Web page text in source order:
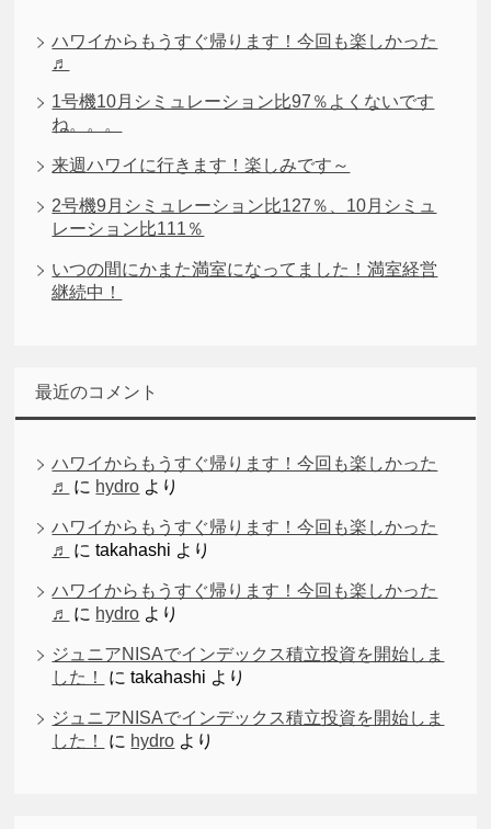
ハワイからもうすぐ帰ります！今回も楽しかった
♬
1号機10月シミュレーション比97％よくないです
ね。。。
来週ハワイに行きます！楽しみです～
2号機9月シミュレーション比127％、10月シミュ
レーション比111％
いつの間にかまた満室になってました！満室経営
継続中！
最近のコメント
ハワイからもうすぐ帰ります！今回も楽しかった
♬
に hydro より
ハワイからもうすぐ帰ります！今回も楽しかった
♬
にtakahashi より
ハワイからもうすぐ帰ります！今回も楽しかった
♬
に hydro より
ジュニアNISAでインデックス積立投資を開始しま
した！
にtakahashi より
ジュニアNISAでインデックス積立投資を開始しま
した！
に hydro より